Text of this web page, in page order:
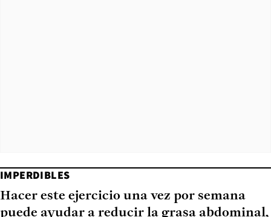
IMPERDIBLES
Hacer este ejercicio una vez por semana
puede ayudar a reducir la grasa abdominal,